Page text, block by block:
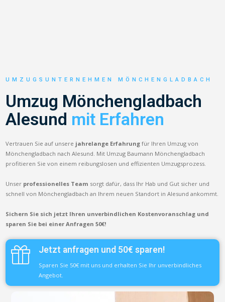
UMZUGSUNTERNEHMEN MÖNCHENGLADBACH
Umzug Mönchengladbach
Alesund mit Erfahren
Vertrauen Sie auf unsere jahrelange Erfahrung für Ihren Umzug von
Mönchengladbach nach Alesund. Mit Umzug Baumann Mönchengladbach
profitieren Sie von einem reibungslosen und effizienten Umzugsprozess.
Unser professionelles Team sorgt dafür, dass Ihr Hab und Gut sicher und
schnell von Mönchengladbach an Ihrem neuen Standort in Alesund ankommt.
Sichern Sie sich jetzt Ihren unverbindlichen Kostenvoranschlag und
sparen Sie bei einer Anfragen 50€!
Jetzt anfragen und 50€ sparen!
Sparen Sie 50€ mit uns und erhalten Sie Ihr unverbindliches
Angebot.